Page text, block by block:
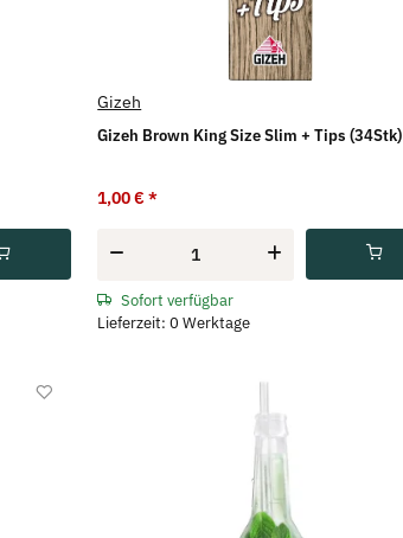
Gizeh
Gizeh Brown King Size Slim + Tips (34Stk)
1,00 €*
Sofort verfügbar
Lieferzeit: 0 Werktage